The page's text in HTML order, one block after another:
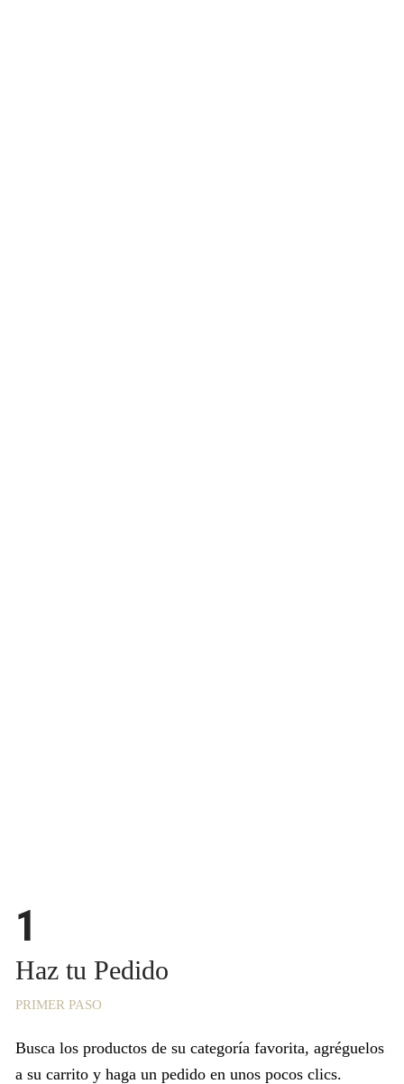
1
Haz tu Pedido
PRIMER PASO
Busca los productos de su categoría favorita, agréguelos
a su carrito y haga un pedido en unos pocos clics.